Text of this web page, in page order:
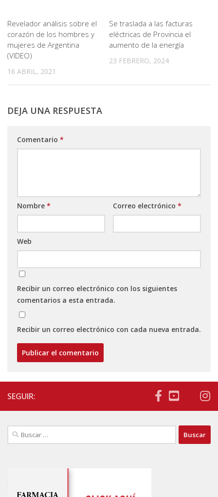
Revelador análisis sobre el
corazón de los hombres y
mujeres de Argentina
(VIDEO)
16 ABRIL, 2021
Se traslada a las facturas
eléctricas de Provincia el
aumento de la energía
23 FEBRERO, 2024
DEJA UNA RESPUESTA
Comentario *
Nombre * Correo electrónico *
Web
Recibir un correo electrónico con los siguientes
comentarios a esta entrada.
Recibir un correo electrónico con cada nueva entrada.
SEGUIR:
Buscar: